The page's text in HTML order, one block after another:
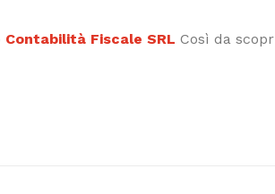
Contabilità Fiscale SRL Così da